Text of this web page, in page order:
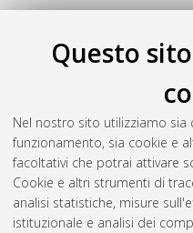
Questo
Nel nostro sito utilizziamo sia
funzionamento, sia cookie e
facoltativi che potrai attivare
Cookie e altri strumenti di
analisi statistiche, misure
istituzionale e analisi dei
P
Pignatti, Norberto(2007)
systemic reforms on labor
[Dissertation thesis], Alma
Bologna. Dottorato di
10.6092/unibo/
Questa lista e' stata